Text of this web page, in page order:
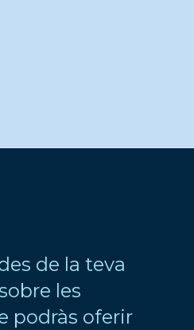
de la teva
les
podràs oferir